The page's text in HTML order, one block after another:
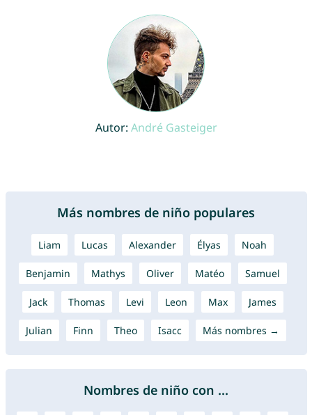
Autor: André Gasteiger
Más nombres de niño populares
Liam Lucas Alexander Élyas Noah
Benjamin Mathys Oliver Matéo Samuel
Jack Thomas Levi Leon Max James
Julian Finn Theo Isacc Más nombres →
Nombres de niño con ...